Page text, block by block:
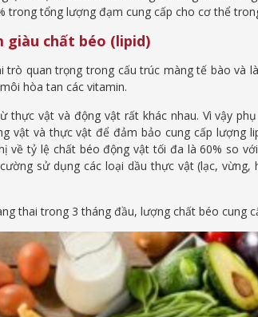
trong tổng lượng đạm cung cấp cho cơ thể
giàu chất béo (lipid)
trò quan trọng trong cấu trúc màng tế bào và
hòa tan các vitamin.
thực vật và động vật rất khác nhau. Vì vậy
vật và thực vật để đảm bảo cung cấp lượng
về tỷ lệ chất béo động vật tối đa là 60% so
sử dụng các loại dầu thực vật (lạc,
thai trong 3 tháng đầu, lượng chất béo cung